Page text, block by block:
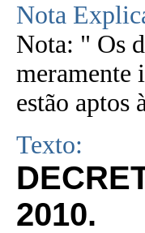
Nota
Nota: " Os
meramente
estão aptos
Texto:
2010.